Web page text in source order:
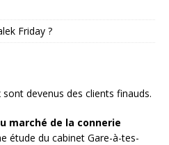
Friday ?
sont devenus des clients finauds.
marché de la connerie
étude du cabinet Gare-à-tes-